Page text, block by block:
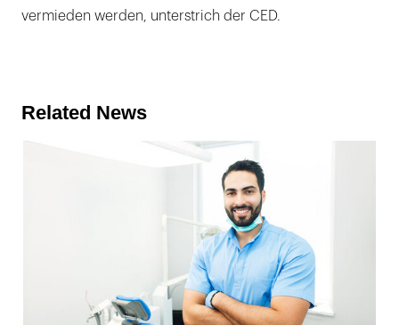
vermieden werden, unterstrich der CED.
Related News